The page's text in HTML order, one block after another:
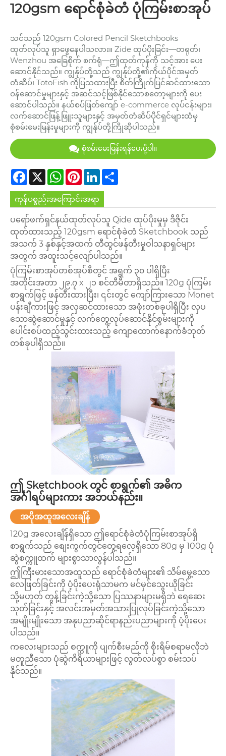
120gsm ရောင်စုံခဲတံ ပုံကြမ်းစာအုပ်
သင်သည် 120gsm Colored Pencil Sketchbooks
ထုတ်လုပ်သူ ရှာဖွေနေပါသလား။ Zide ထုပ်ပိုးခြင်း—တရုတ်၊
Wenzhou အခြေစိုက် စက်ရုံ—ဤထုတ်ကုန်ကို သင့်အား ပေး
ဆောင်နိုင်သည်။ ကျွန်ုပ်တို့သည် ကျွန်ုပ်တို့၏ကိုယ်ပိုင်အမှတ်
တံဆိပ်၊ TotoFish ကိုပြသထားပြီး စိတ်ကြိုက်ပြင်ဆင်ထားသော
ဝန်ဆောင်မှုများနှင့် အဆင်သင့်ဖြစ်နိုင်သောစတော့များကို ပေး
ဆောင်ပါသည်။ နယ်စပ်ဖြတ်ကျော် e-commerce လုပ်ငန်းများ၊
လက်ဆောင်ဖြန့်ဖြူးသူများနှင့် အမှတ်တံဆိပ်ပိုင်ရှင်များထံမှ
စုံစမ်းမေးမြန်းမှုများကို ကျွန်ုပ်တို့ကြိုဆိုပါသည်။
စုံစမ်းမေးမြန်းရန်ပေးပို့ပါ။
Facebook
X WhatsApp
PinterestLinkedIn
ကုန်ပစ္စည်းအကြောင်းအရာ
ပရော်ဖက်ရှင်နယ်ထုတ်လုပ်သူ Qide ထုပ်ပိုးမှုမှ ဒီဇိုင်း
ထုတ်ထားသည့် 120gsm ရောင်စုံခဲတံ Sketchbook သည်
အသက် 3 နှစ်နှင့်အထက် တီထွင်ဖန်တီးမှုဝါသနာရှင်များ
အတွက် အထူးသင့်လျော်ပါသည်။
ပုံကြမ်းစာအုပ်တစ်အုပ်စီတွင် အရွက် ၃၀ ပါရှိပြီး
အတိုင်းအတာ ၂၉.၇ x ၂၁ စင်တီမီတာရှိသည်။ 120g ပုံကြမ်း
စာရွက်ဖြင့် ဖန်တီးထားပြီး၊ ၎င်းတွင် ကျော်ကြားသော Monet
ပန်းချီကားဖြင့် အလှဆင်ထားသော အဖုံးတစ်ခုပါရှိပြီး လှပ
သောဆွဲဆောင်မှုနှင့် လက်တွေ့လုပ်ဆောင်နိုင်စွမ်းများကို
ပေါင်းစပ်ထည့်သွင်းထားသည့် ကျောထောက်နောက်ခံဘုတ်
တစ်ခုပါရှိသည်။
ဤ Sketchbook တွင် စာရွက်၏ အဓိက
အင်္ဂါရပ်များကား အဘယ်နည်း။
အပိုအထူအလေးချိန်
120g အလေးချိန်ရှိသော ဤရောင်စုံခဲတံပုံကြမ်းစာအုပ်ရှိ
စာရွက်သည် စျေးကွက်တွင်တွေ့ရလေ့ရှိသော 80g မှ 100g ပုံ
ဆွဲစက္ကူထက် များစွာသာလွန်ပါသည်။
ဤကြီးမားသောအထူသည် ရောင်စုံခဲတံများ၏ သိမ်မွေ့သော
လေဖြတ်ခြင်းကို ပံ့ပိုးပေးရုံသာမက မင်မှင်သွေးယိုခြင်း
သို့မဟုတ် တွန့်ခြင်းကဲ့သို့သော ပြဿနာများမရှိဘဲ ရေဆေး
သုတ်ခြင်းနှင့် အလင်းအမှတ်အသားပြုလုပ်ခြင်းကဲ့သို့သော
အမျိုးမျိုးသော အနုပညာဆိုင်ရာနည်းပညာများကို ပံ့ပိုးပေး
ပါသည်။
ကလေးများသည် စက္ကူကို ပျက်စီးမည်ကို စိုးရိမ်စရာမလိုဘဲ
မတူညီသော ပုံဆွဲကိရိယာများဖြင့် လွတ်လပ်စွာ စမ်းသပ်
နိုင်သည်။